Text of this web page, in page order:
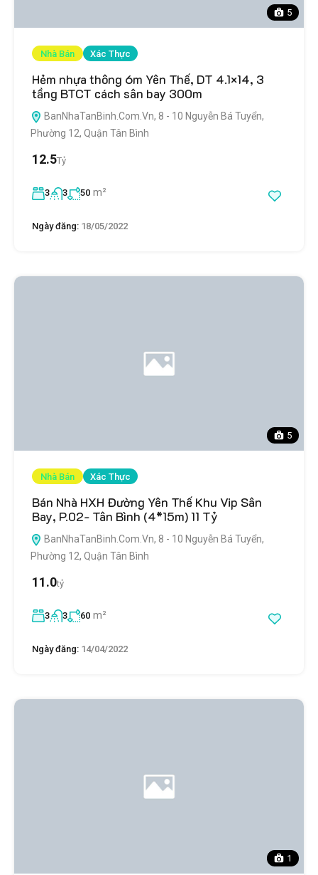
5
Nhà Bán Xác Thực
Hẻm nhựa thông 6m Yên Thế, DT 4.1×14, 3
tầng BTCT cách sân bay 300m
BanNhaTanBinh.Com.Vn, 8 - 10 Nguyễn Bá Tuyển,
Phường 12, Quận Tân Bình
12.5Tỷ
3 3 50 m²
Ngày đăng: 18/05/2022
5
Nhà Bán Xác Thực
Bán Nhà HXH Đường Yên Thế Khu Vip Sân
Bay, P.02- Tân Bình (4*15m) 11 Tỷ
BanNhaTanBinh.Com.Vn, 8 - 10 Nguyễn Bá Tuyển,
Phường 12, Quận Tân Bình
11.0tỷ
3 3 60 m²
Ngày đăng: 14/04/2022
1